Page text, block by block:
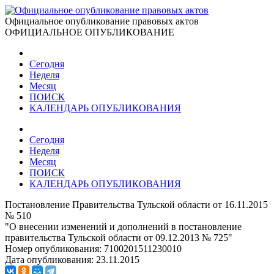
Официальное опубликование правовых актов
ОФИЦИАЛЬНОЕ ОПУБЛИКОВАНИЕ
Сегодня
Неделя
Месяц
ПОИСК
КАЛЕНДАРЬ ОПУБЛИКОВАНИЯ
Сегодня
Неделя
Месяц
ПОИСК
КАЛЕНДАРЬ ОПУБЛИКОВАНИЯ
Постановление Правительства Тульской области от 16.11.2015
№ 510
"О внесении изменений и дополнений в постановление
правительства Тульской области от 09.12.2013 № 725"
Номер опубликования: 7100201511230010
Дата опубликования: 23.11.2015